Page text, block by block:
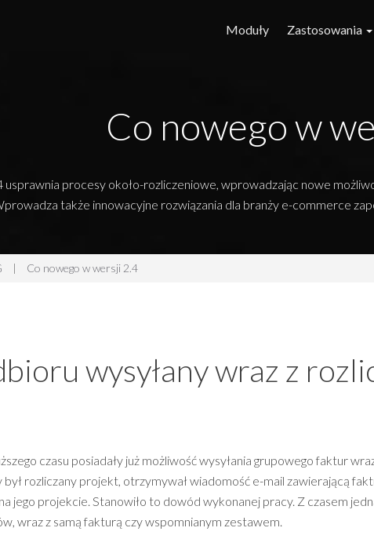
Moduły Zastosowania
Co nowego w
usprawnia procesy około-rozliczeniowe, wprowadzając nowe
także innowacyjne rozwiązania dla branży e-commerce
| Co nowego w wersji 2.4
wysyłany wraz z
czasu posiadały już możliwość wysyłania grupowego faktur
rozliczany projekt, otrzymywał wiadomość e-mail zawierającą
jego projekcie. Stanowiło to dowód wykonanej pracy. Z czasem
wraz z samą fakturą czy wspomnianym zestawem.